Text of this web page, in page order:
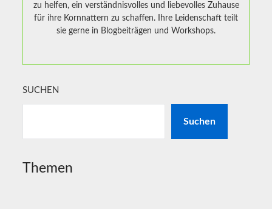
zu helfen, ein verständnisvolles und liebevolles Zuhause
für ihre Kornnattern zu schaffen. Ihre Leidenschaft teilt
sie gerne in Blogbeiträgen und Workshops.
SUCHEN
Suchen
Themen